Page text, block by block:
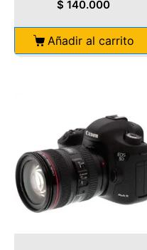
$ 140.000
Añadir al carrito